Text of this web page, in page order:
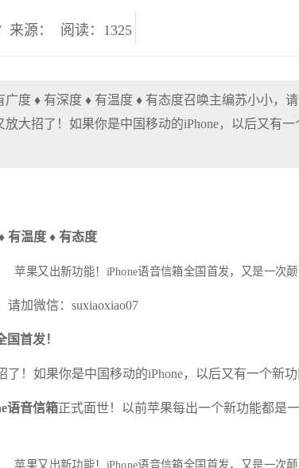
来源： 阅读：1325
度 ♦ 有深度 ♦ 有温度 ♦ 有态度召唤主编苏小小，请
大招了！如果你是中国移动的iPhone，以后又有
有温度 ♦ 有态度
请加微信：suxiaoxiao07
国首发！
了！如果你是中国移动的iPhone，以后又有一个新功
语音信箱正式面世！以前苹果每出一个新功能都是